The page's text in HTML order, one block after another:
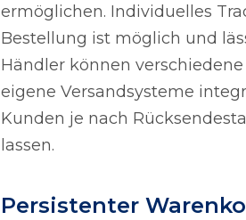
ermöglichen. Individuelles
Bestellung ist möglich und
Händler können
eigene Versandsysteme
Kunden je nach
lassen.
Persistenter